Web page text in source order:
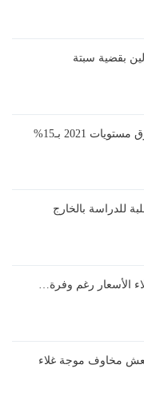
بقضية سبتة
2021 بـ15%
للدراسة بالخارج
الأسعار رغم وفرة…
مخاوف موجة غلاء